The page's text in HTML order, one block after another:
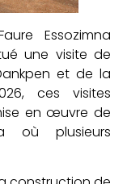
Essozimna
une visite de
et de la
ces visites
en œuvre de
où plusieurs